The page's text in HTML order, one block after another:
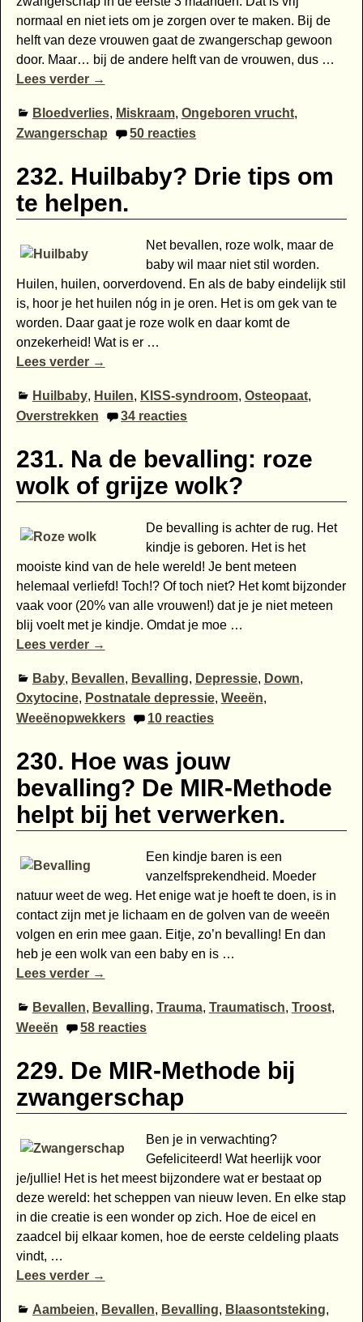
normaal en niet iets om je zorgen over te maken. Bij de
helft van deze vrouwen gaat de zwangerschap gewoon
door. Maar… bij de andere helft van de vrouwen, dus …
Lees verder →
Bloedverlies, Miskraam, Ongeboren vrucht,
Zwangerschap
50 reacties
232. Huilbaby? Drie tips om
te helpen.
Net bevallen, roze wolk, maar de
baby wil maar niet stil worden.
Huilen, huilen, oorverdovend. En als de baby eindelijk stil
is, hoor je het huilen nóg in je oren. Het is om gek van te
worden. Daar gaat je roze wolk en daar komt de
onzekerheid! Wat is er …
Lees verder →
Huilbaby, Huilen, KISS-syndroom, Osteopaat,
Overstrekken
34 reacties
231. Na de bevalling: roze
wolk of grijze wolk?
De bevalling is achter de rug. Het
kindje is geboren. Het is het
mooiste kind van de hele wereld! Je bent meteen
helemaal verliefd! Toch!? Of toch niet? Het komt bijzonder
vaak voor (20% van alle vrouwen!) dat je je niet meteen
blij voelt met je kindje. Omdat je moe …
Lees verder →
Baby, Bevallen, Bevalling, Depressie, Down,
Oxytocine, Postnatale depressie, Weeën,
Weeënopwekkers
10 reacties
230. Hoe was jouw
bevalling? De MIR-Methode
helpt bij het verwerken.
Een kindje baren is een
vanzelfsprekendheid. Moeder
natuur weet de weg. Het enige wat je hoeft te doen, is in
contact zijn met je lichaam en de golven van de weeën
volgen en erin mee gaan. Eitje, zo’n bevalling! En dan
heb je een wolk van een baby en is …
Lees verder →
Bevallen, Bevalling, Trauma, Traumatisch, Troost,
Weeën
58 reacties
229. De MIR-Methode bij
zwangerschap
Ben je in verwachting?
Gefeliciteerd! Wat heerlijk voor
je/jullie! Het is het meest bijzondere wat er bestaat op
deze wereld: het scheppen van nieuw leven. En elke stap
in die creatie is een wonder op zich. Hoe de eicel en
zaadcel bij elkaar komen, hoe de eerste celdeling plaats
vindt, …
Lees verder →
Aambeien, Bevallen, Bevalling, Blaasontsteking,